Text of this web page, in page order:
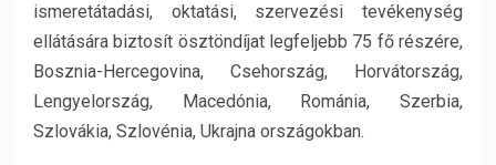
ismeretátadási, oktatási, szervezési tevékenység
ellátására biztosít ösztöndíjat legfeljebb 75 fő részére,
Bosznia-Hercegovina, Csehország, Horvátország,
Lengyelország, Macedónia, Románia, Szerbia,
Szlovákia, Szlovénia, Ukrajna országokban.